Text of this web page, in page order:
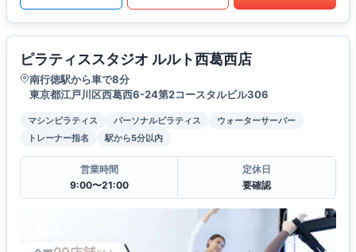
ピラティススタジオ ルルト西葛西店
南行徳駅から車で8分
東京都江戸川区西葛西6-24第2コースタルビル306
マシンピラティス パーソナルピラティス
ウォーターサーバー
トレーナー指名
駅から5分以内
営業時間
9:00〜21:00
定休日
要確認